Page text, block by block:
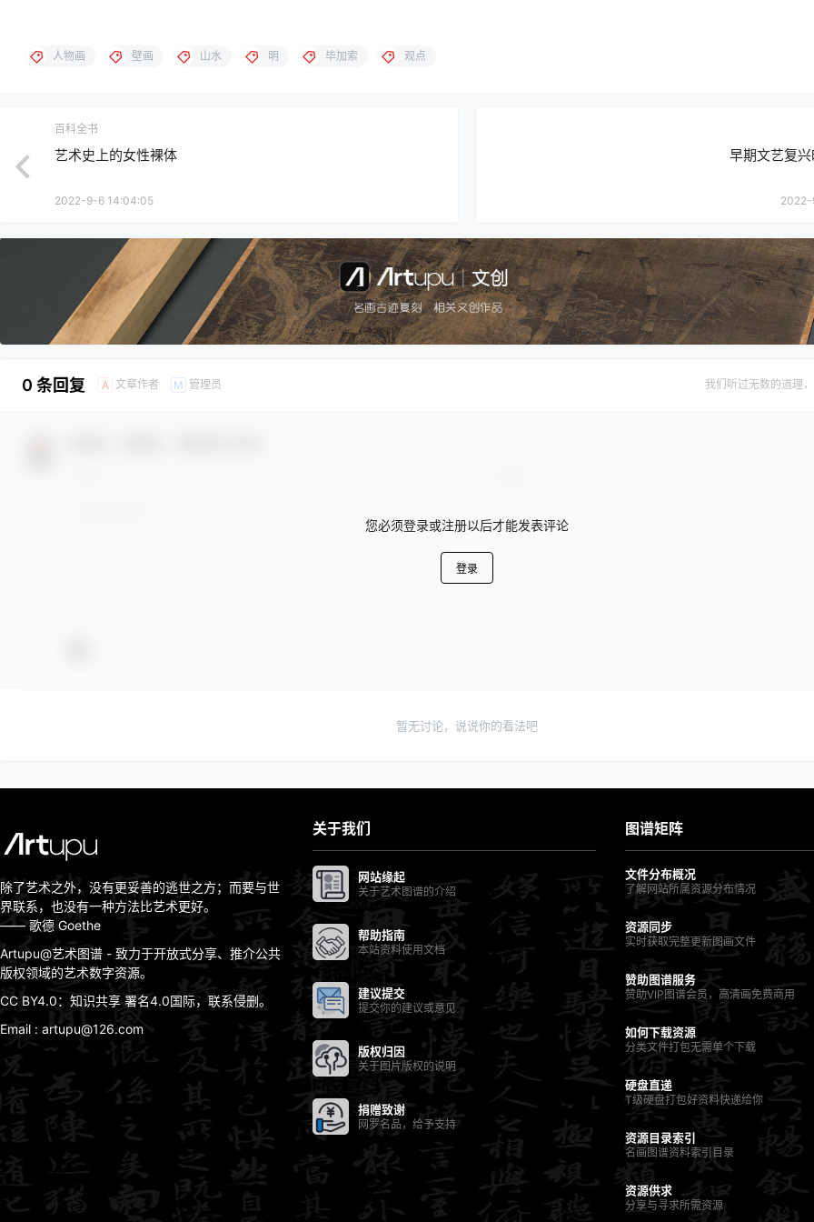
人物画 壁画 山水 明 毕加索 观点
百科全书
艺术史上的女性裸体
2022-9-6 14:04:05
早期文艺复
0 条回复 A 文章作者 M 管理员 我们听过无数的道理
您必须登录或注册以后才能发表评论
登录
暂无讨论，说说你的看法吧
除了艺术之外，没有更妥善的逃世之方；而要与世
界联系，也没有一种方法比艺术更好。
—— 歌德 Goethe
Artupu@艺术图谱 - 致力于开放式分享、推介公共
版权领域的艺术数字资源。
CC BY4.0：知识共享 署名4.0国际，联系侵删。
Email : artupu@126.com
关于我们
网站缘起
关于艺术图谱的介绍
帮助指南
本站资料使用文档
建议提交
提交你的建议或意见
版权归因
关于图片版权的说明
捐赠致谢
网罗名品，给予支持
图谱矩阵
文件分布概况
了解网站所属资源分布情况
资源同步
实时获取完整更新图画文件
赞助图谱服务
赞助VIP图谱会员，高清画免费商用
如何下载资源
分类文件打包无需单个下载
硬盘直递
T级硬盘打包好资料快递给你
资源目录索引
名画图谱资料索引目录
资源供求
分享与寻求所需资源